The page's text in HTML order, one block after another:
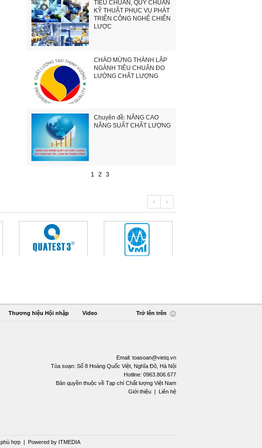
TIÊU CHUẨN, QUY CHUẨN
KỸ THUẬT PHỤC VỤ PHÁT
TRIỂN CÔNG NGHỆ CHIẾN
LƯỢC
CHÀO MỪNG THÀNH LẬP
NGÀNH TIÊU CHUẨN ĐO
LƯỜNG CHẤT LƯỢNG
Chuyên đề: NÂNG CAO
NĂNG SUẤT CHẤT LƯỢNG
1 2 3
Thương hiệu Hội nhập Video Trở lên trên
Email: toasoan@vietq.vn
Tòa soạn: Số 8 Hoàng Quốc Việt, Nghĩa Đô, Hà Nội
Hotline: 0963.806.677
Bản quyền thuộc về Tạp chí Chất lượng Việt Nam
Giới thiệu | Liên hệ
hợp | Powered by ITMEDIA